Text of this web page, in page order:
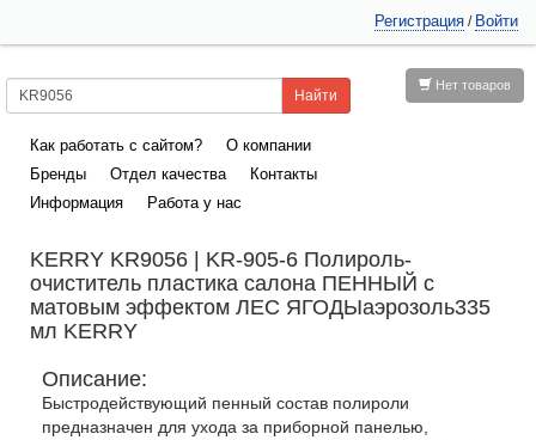
Регистрация / Войти
Нет товаров
Как работать с сайтом?
О компании
Бренды
Отдел качества
Контакты
Информация
Работа у нас
KERRY KR9056 | KR-905-6 Полироль-
очиститель пластика салона ПЕННЫЙ с
матовым эффектом ЛЕС ЯГОДЫаэрозоль335
мл KERRY
Описание:
Быстродействующий пенный состав полироли
предназначен для ухода за приборной панелью,